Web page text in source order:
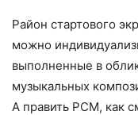
Район стартового
можно
выполненные в
музыкальных
А править PCM, как